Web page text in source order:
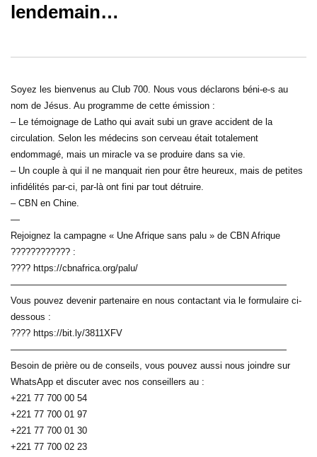
27:55
lendemain…
Soyez les bienvenus au Club 700. Nous vous déclarons béni-e-s au
nom de Jésus. Au programme de cette émission :
– Le témoignage de Latho qui avait subi un grave accident de la
circulation. Selon les médecins son cerveau était totalement
endommagé, mais un miracle va se produire dans sa vie.
– Un couple à qui il ne manquait rien pour être heureux, mais de petites
infidélités par-ci, par-là ont fini par tout détruire.
– CBN en Chine.
—
Rejoignez la campagne « Une Afrique sans palu » de CBN Afrique
???????????? :
???? https://cbnafrica.org/palu/
——————————————————————————————
Vous pouvez devenir partenaire en nous contactant via le formulaire ci-
dessous :
???? https://bit.ly/3811XFV
——————————————————————————————
Besoin de prière ou de conseils, vous pouvez aussi nous joindre sur
WhatsApp et discuter avec nos conseillers au :
+221 77 700 00 54
+221 77 700 01 97
+221 77 700 01 30
+221 77 700 02 23